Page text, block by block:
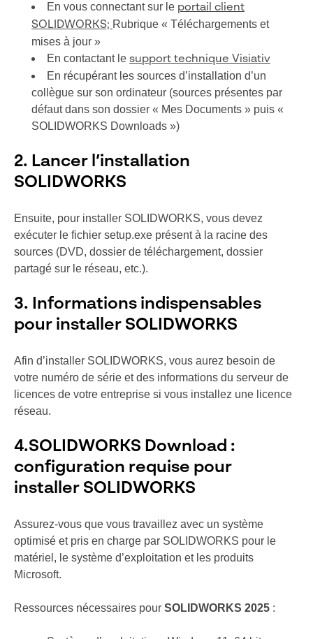
En vous connectant sur le portail client
SOLIDWORKS; Rubrique « Téléchargements et
mises à jour »
En contactant le support technique Visiativ
En récupérant les sources d’installation d’un
collègue sur son ordinateur (sources présentes par
défaut dans son dossier « Mes Documents » puis «
SOLIDWORKS Downloads »)
2. Lancer l’installation
SOLIDWORKS
Ensuite, pour installer SOLIDWORKS, vous devez
exécuter le fichier setup.exe présent à la racine des
sources (DVD, dossier de téléchargement, dossier
partagé sur le réseau, etc.).
3. Informations indispensables
pour installer SOLIDWORKS
Afin d’installer SOLIDWORKS, vous aurez besoin de
votre numéro de série et des informations du serveur de
licences de votre entreprise si vous installez une licence
réseau.
4.SOLIDWORKS Download :
configuration requise pour
installer SOLIDWORKS
Assurez-vous que vous travaillez avec un système
optimisé et pris en charge par SOLIDWORKS pour le
matériel, le système d’exploitation et les produits
Microsoft.
Ressources nécessaires pour SOLIDWORKS 2025 :